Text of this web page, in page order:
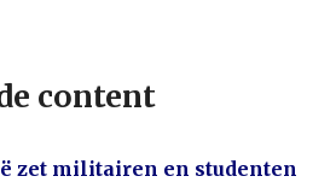
content
zet militairen en studenten